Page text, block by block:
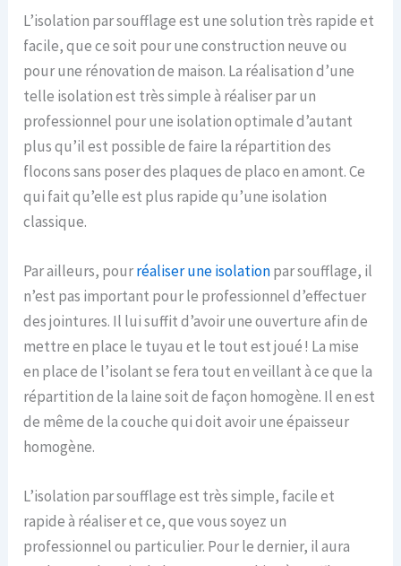
L’isolation par soufflage est une solution très rapide et
facile, que ce soit pour une construction neuve ou
pour une rénovation de maison. La réalisation d’une
telle isolation est très simple à réaliser par un
professionnel pour une isolation optimale d’autant
plus qu’il est possible de faire la répartition des
flocons sans poser des plaques de placo en amont. Ce
qui fait qu’elle est plus rapide qu’une isolation
classique.
Par ailleurs, pourréaliser une isolationpar soufflage, il
n’est pas important pour le professionnel d’effectuer
des jointures. Il lui suffit d’avoir une ouverture afin de
mettre en place le tuyau et le tout est joué ! La mise
en place de l’isolant se fera tout en veillant à ce que la
répartition de la laine soit de façon homogène. Il en est
de même de la couche qui doit avoir une épaisseur
homogène.
L’isolation par soufflage est très simple, facile et
rapide à réaliser et ce, que vous soyez un
professionnel ou particulier. Pour le dernier, il aura